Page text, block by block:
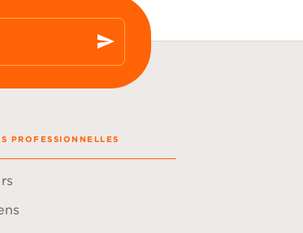
send
PROFESSIONNELLES